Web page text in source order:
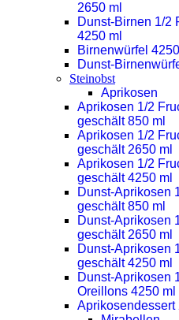
2650 ml
Dunst-Birnen 1/2
4250 ml
Birnenwürfel
Dunst-
Steinobst
Aprikosen
Aprikosen 1/2
geschält 850 ml
Aprikosen 1/2
geschält 2650 ml
Aprikosen 1/2
geschält 4250 ml
Dunst-Aprikosen
geschält 850 ml
Dunst-Aprikosen
geschält 2650 ml
Dunst-Aprikosen
geschält 4250 ml
Dunst-Aprikosen
Oreillons 4250 ml
Aprikosendessert